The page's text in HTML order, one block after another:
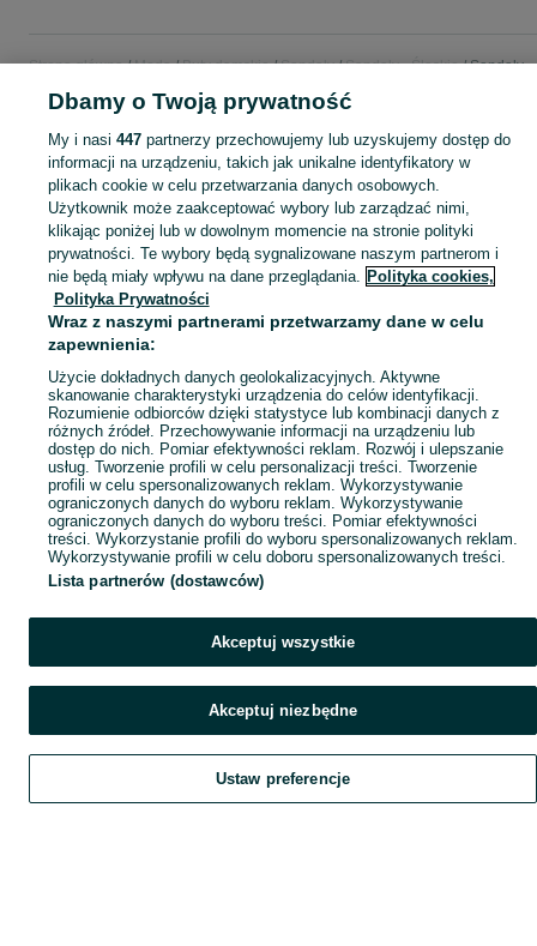
Strona główna Moda Buty damskie Sandały Sandały - Śląskie
Sandały -
KATEGORIA
Szeroki wybór sandałów damskich Świętochłowice ▶️ Różne marki i rozmiary ✅ Nowe i używane w atrakcyjnych cenach ✌ Sprawdź oferty i kupuj tanio na OLX.pl! Zobacz
Mapa kategorii
Mapa miejscowości
Mapa ministron
Popularne wyszukiwania
Szukaj Obserwujesz Dodaj Czat Konto
Dbamy o Twoją prywatność
My i nasi 447partnerzy przechowujemy lub uzyskujemy dostęp do
informacji na urządzeniu, takich jak unikalne identyfikatory w
plikach cookie w celu przetwarzania danych osobowych.
Użytkownik może zaakceptować wybory lub zarządzać nimi,
klikając poniżej lub w dowolnym momencie na stronie polityki
prywatności. Te wybory będą sygnalizowane naszym partnerom i
nie będą miały wpływu na dane przeglądania. Polityka cookies,
Polityka Prywatności
Wraz z naszymi partnerami przetwarzamy dane w celu
zapewnienia:
Użycie dokładnych danych geolokalizacyjnych. Aktywne
skanowanie charakterystyki urządzenia do celów identyfikacji.
Rozumienie odbiorców dzięki statystyce lub kombinacji danych z
różnych źródeł. Przechowywanie informacji na urządzeniu lub
dostęp do nich. Pomiar efektywności reklam. Rozwój i ulepszanie
usług. Tworzenie profili w celu personalizacji treści. Tworzenie
profili w celu spersonalizowanych reklam. Wykorzystywanie
ograniczonych danych do wyboru reklam. Wykorzystywanie
ograniczonych danych do wyboru treści. Pomiar efektywności
treści. Wykorzystanie profili do wyboru spersonalizowanych reklam.
Wykorzystywanie profili w celu doboru spersonalizowanych treści.
Lista partnerów (dostawców)
Akceptuj wszystkie
Akceptuj niezbędne
Ustaw preferencje